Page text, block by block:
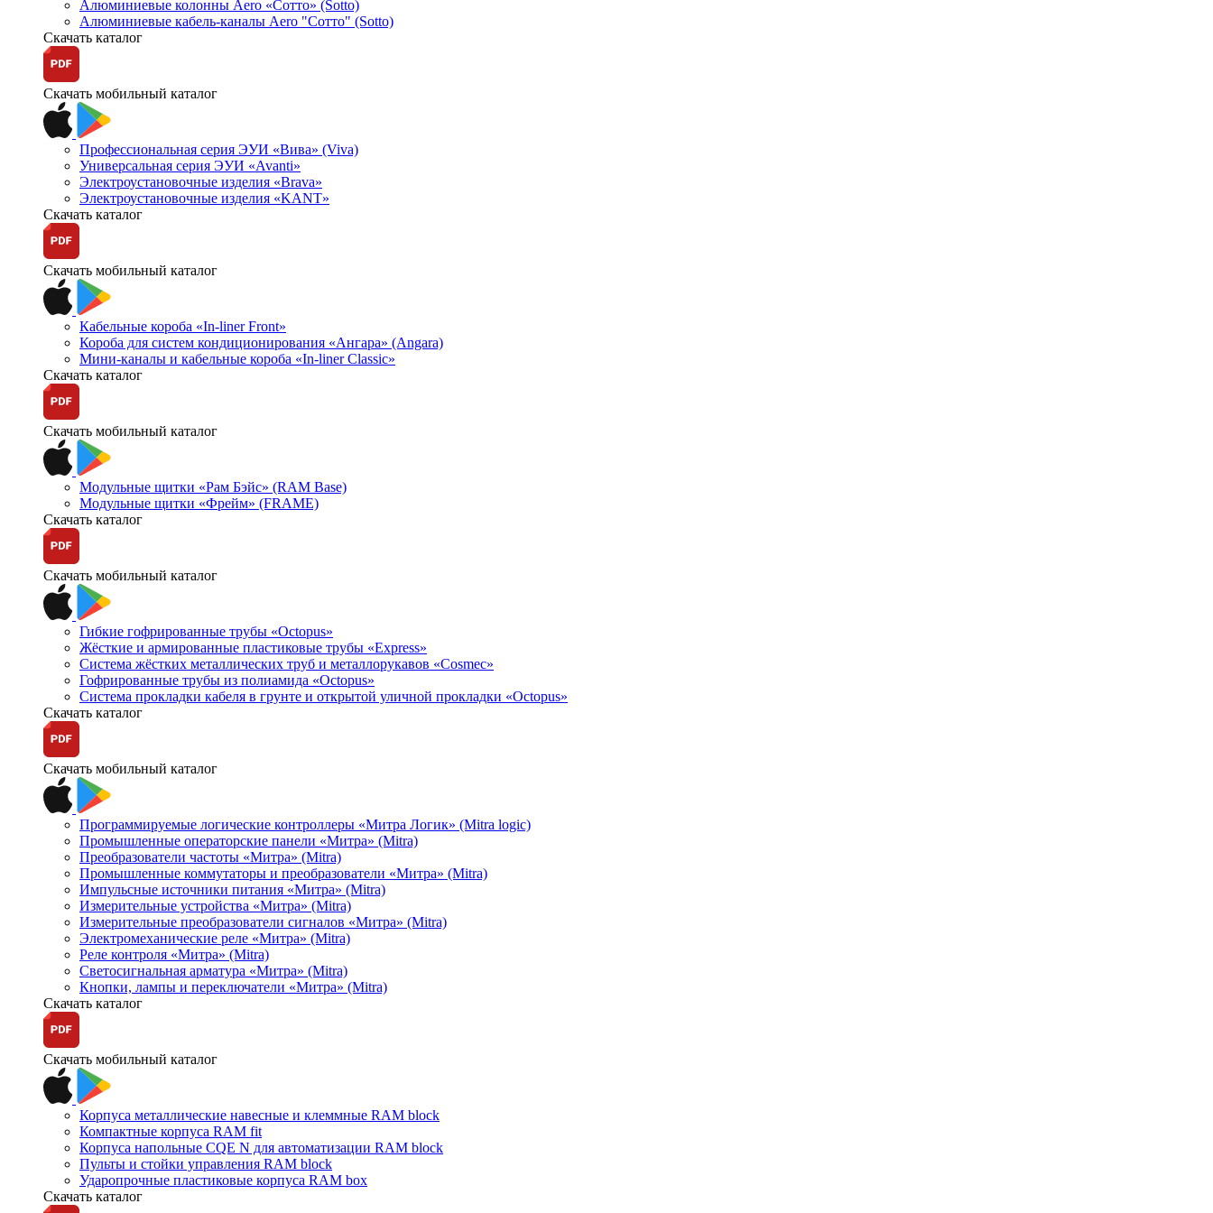
Алюминиевые колонны Aero «Сотто» (Sotto)
Алюминиевые кабель-каналы Aero "Сотто" (Sotto)
Скачать каталог
Скачать мобильный каталог
Профессиональная серия ЭУИ «Вива» (Viva)
Универсальная серия ЭУИ «Avanti»
Электроустановочные изделия «Brava»
Электроустановочные изделия «KANT»
Скачать каталог
Скачать мобильный каталог
Кабельные короба «In-liner Front»
Короба для систем кондиционирования «Ангара» (Angara)
Мини-каналы и кабельные короба «In-liner Classic»
Скачать каталог
Скачать мобильный каталог
Модульные щитки «Рам Бэйс» (RAM Base)
Модульные щитки «Фрейм» (FRAME)
Скачать каталог
Скачать мобильный каталог
Гибкие гофрированные трубы «Octopus»
Жёсткие и армированные пластиковые трубы «Express»
Система жёстких металлических труб и металлорукавов «Cosmec»
Гофрированные трубы из полиамида «Octopus»
Система прокладки кабеля в грунте и открытой уличной прокладки «Octopus»
Скачать каталог
Скачать мобильный каталог
Программируемые логические контроллеры «Митра Логик» (Mitra logic)
Промышленные операторские панели «Митра» (Mitra)
Преобразователи частоты «Митра» (Mitra)
Промышленные коммутаторы и преобразователи «Митра» (Mitra)
Импульсные источники питания «Митра» (Mitra)
Измерительные устройства «Митра» (Mitra)
Измерительные преобразователи сигналов «Митра» (Mitra)
Электромеханические реле «Митра» (Mitra)
Реле контроля «Митра» (Mitra)
Светосигнальная арматура «Митра» (Mitra)
Кнопки, лампы и переключатели «Митра» (Mitra)
Скачать каталог
Скачать мобильный каталог
Корпуса металлические навесные и клеммные RAM block
Компактные корпуса RAM fit
Корпуса напольные CQE N для автоматизации RAM block
Пульты и стойки управления RAM block
Ударопрочные пластиковые корпуса RAM box
Скачать каталог